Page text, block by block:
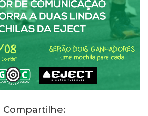
Compartilhe: